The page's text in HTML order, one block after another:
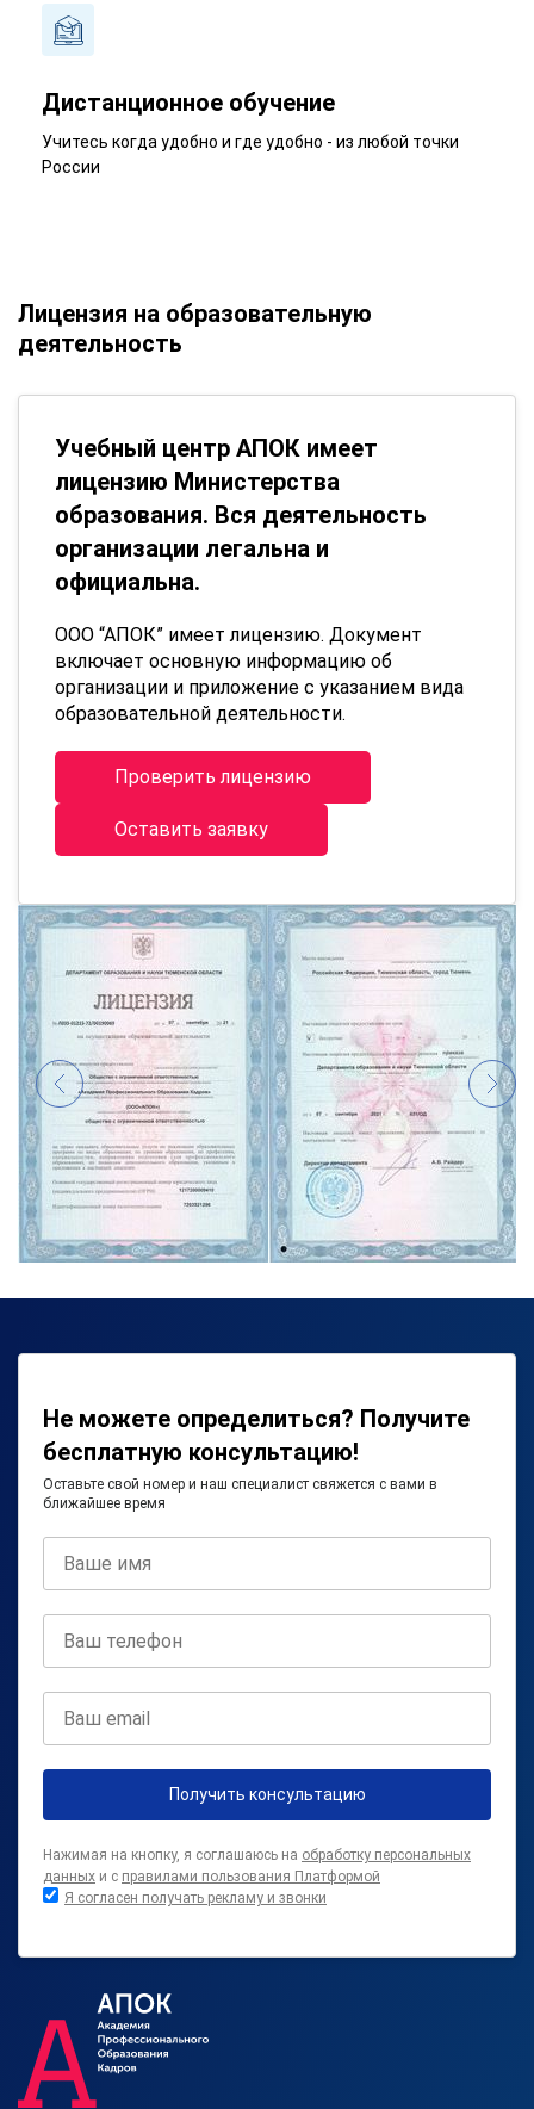
Дистанционное обучение
Учитесь когда удобно и где удобно - из любой точки
России
Лицензия на образовательную
деятельность
Учебный центр АПОК имеет
лицензию Министерства
образования. Вся деятельность
организации легальна и
официальна.
ООО “АПОК” имеет лицензию. Документ
включает основную информацию об
организации и приложение с указанием вида
образовательной деятельности.
Проверить лицензию
Оставить заявку
Не можете определиться? Получите
бесплатную консультацию!
Оставьте свой номер и наш специалист свяжется с вами в
ближайшее время
Получить консультацию
Нажимая на кнопку, я соглашаюсь на обработку персональных
данных и с правилами пользования Платформой
Я согласен получать рекламу и звонки